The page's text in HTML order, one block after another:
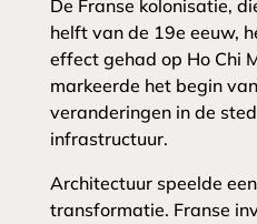
De Franse kolonisatie,
helft van de 19e eeuw,
effect gehad op Ho Chi
markeerde het begin
veranderingen in de
infrastructuur.
Architectuur speelde
transformatie. Franse